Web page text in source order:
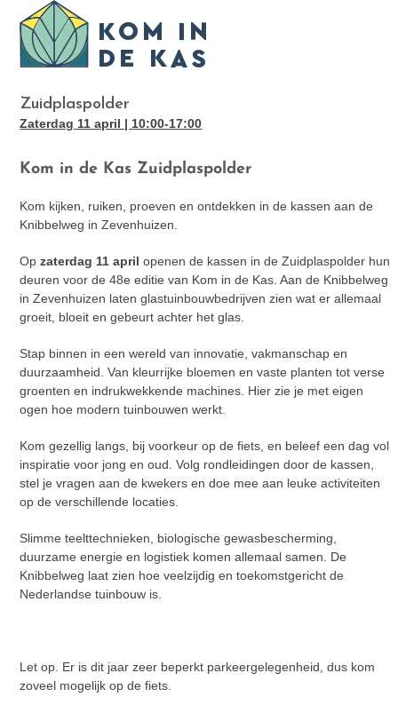
content
Open
mobile
menu
Close
mobile
menu
Zuidplaspolder
Zaterdag 11 april | 10:00-17:00
Kom in de Kas Zuidplaspolder
Kom kijken, ruiken, proeven en ontdekken in de kassen aan de
Knibbelweg in Zevenhuizen.
Opzaterdag 11 april openen de kassen in de Zuidplaspolder hun
deuren voor de 48e editie van Kom in de Kas. Aan de Knibbelweg
in Zevenhuizen laten glastuinbouwbedrijven zien wat er allemaal
groeit, bloeit en gebeurt achter het glas.
Stap binnen in een wereld van innovatie, vakmanschap en
duurzaamheid. Van kleurrijke bloemen en vaste planten tot verse
groenten en indrukwekkende machines. Hier zie je met eigen
ogen hoe modern tuinbouwen werkt.
Kom gezellig langs, bij voorkeur op de fiets, en beleef een dag vol
inspiratie voor jong en oud. Volg rondleidingen door de kassen,
stel je vragen aan de kwekers en doe mee aan leuke activiteiten
op de verschillende locaties.
Slimme teelttechnieken, biologische gewasbescherming,
duurzame energie en logistiek komen allemaal samen. De
Knibbelweg laat zien hoe veelzijdig en toekomstgericht de
Nederlandse tuinbouw is.
Let op. Er is dit jaar zeer beperkt parkeergelegenheid, dus kom
zoveel mogelijk op de fiets.